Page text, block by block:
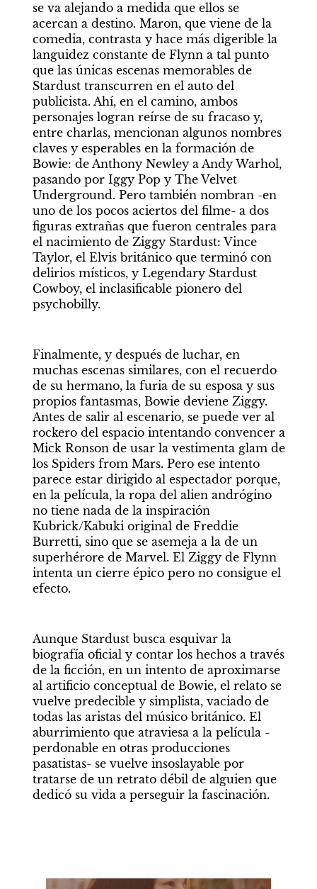
se va alejando a medida que ellos se
acercan a destino. Maron, que viene de la
comedia, contrasta y hace más digerible la
languidez constante de Flynn a tal punto
que las únicas escenas memorables de
Stardust transcurren en el auto del
publicista. Ahí, en el camino, ambos
personajes logran reírse de su fracaso y,
entre charlas, mencionan algunos nombres
claves y esperables en la formación de
Bowie: de Anthony Newley a Andy Warhol,
pasando por Iggy Pop y The Velvet
Underground. Pero también nombran -en
uno de los pocos aciertos del filme- a dos
figuras extrañas que fueron centrales para
el nacimiento de Ziggy Stardust: Vince
Taylor, el Elvis británico que terminó con
delirios místicos, y Legendary Stardust
Cowboy, el inclasificable pionero del
psychobilly.
Finalmente, y después de luchar, en
muchas escenas similares, con el recuerdo
de su hermano, la furia de su esposa y sus
propios fantasmas, Bowie deviene Ziggy.
Antes de salir al escenario, se puede ver al
rockero del espacio intentando convencer a
Mick Ronson de usar la vestimenta glam de
los Spiders from Mars. Pero ese intento
parece estar dirigido al espectador porque,
en la película, la ropa del alien andrógino
no tiene nada de la inspiración
Kubrick/Kabuki original de Freddie
Burretti, sino que se asemeja a la de un
superhérore de Marvel. El Ziggy de Flynn
intenta un cierre épico pero no consigue el
efecto.
Aunque Stardust busca esquivar la
biografía oficial y contar los hechos a través
de la ficción, en un intento de aproximarse
al artificio conceptual de Bowie, el relato se
vuelve predecible y simplista, vaciado de
todas las aristas del músico británico. El
aburrimiento que atraviesa a la película -
perdonable en otras producciones
pasatistas- se vuelve insoslayable por
tratarse de un retrato débil de alguien que
dedicó su vida a perseguir la fascinación.